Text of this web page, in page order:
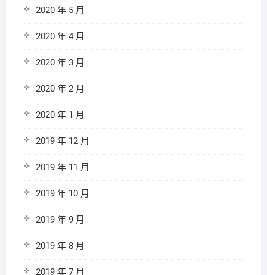
2020 年 5 月
2020 年 4 月
2020 年 3 月
2020 年 2 月
2020 年 1 月
2019 年 12 月
2019 年 11 月
2019 年 10 月
2019 年 9 月
2019 年 8 月
2019 年 7 月